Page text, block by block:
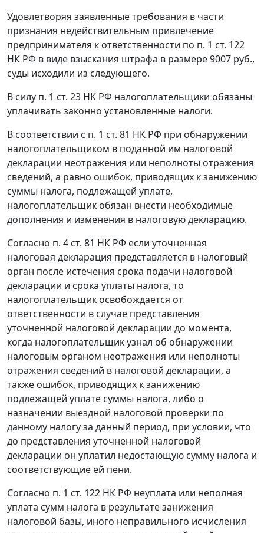
Удовлетворяя заявленные требования в части
признания недействительным привлечение
предпринимателя к ответственности по п. 1 ст. 122
НК РФ в виде взыскания штрафа в размере 9007 руб.,
суды исходили из следующего.
В силу п. 1 ст. 23 НК РФ налогоплательщики обязаны
уплачивать законно установленные налоги.
В соответствии с п. 1 ст. 81 НК РФ при обнаружении
налогоплательщиком в поданной им налоговой
декларации неотражения или неполноты отражения
сведений, а равно ошибок, приводящих к занижению
суммы налога, подлежащей уплате,
налогоплательщик обязан внести необходимые
дополнения и изменения в налоговую декларацию.
Согласно п. 4 ст. 81 НК РФ если уточненная
налоговая декларация представляется в налоговый
орган после истечения срока подачи налоговой
декларации и срока уплаты налога, то
налогоплательщик освобождается от
ответственности в случае представления
уточненной налоговой декларации до момента,
когда налогоплательщик узнал об обнаружении
налоговым органом неотражения или неполноты
отражения сведений в налоговой декларации, а
также ошибок, приводящих к занижению
подлежащей уплате суммы налога, либо о
назначении выездной налоговой проверки по
данному налогу за данный период, при условии, что
до представления уточненной налоговой
декларации он уплатил недостающую сумму налога и
соответствующие ей пени.
Согласно п. 1 ст. 122 НК РФ неуплата или неполная
уплата сумм налога в результате занижения
налоговой базы, иного неправильного исчисления